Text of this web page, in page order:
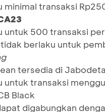
minimal transaksi
untuk 500 transaksi
berlaku untuk
tersedia di
untuk transaksi
Black
digabungkan